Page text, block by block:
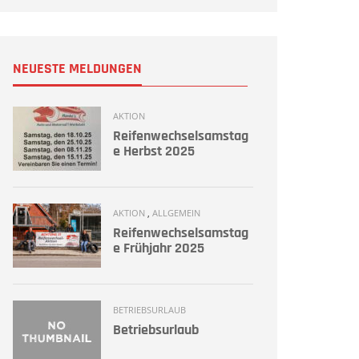
NEUESTE MELDUNGEN
AKTION
Reifenwechselsamstag
e Herbst 2025
AKTION , ALLGEMEIN
Reifenwechselsamstag
e Frühjahr 2025
BETRIEBSURLAUB
Betriebsurlaub